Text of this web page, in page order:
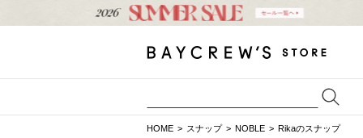
HOME スナップ NOBLE Rikaのスナップ